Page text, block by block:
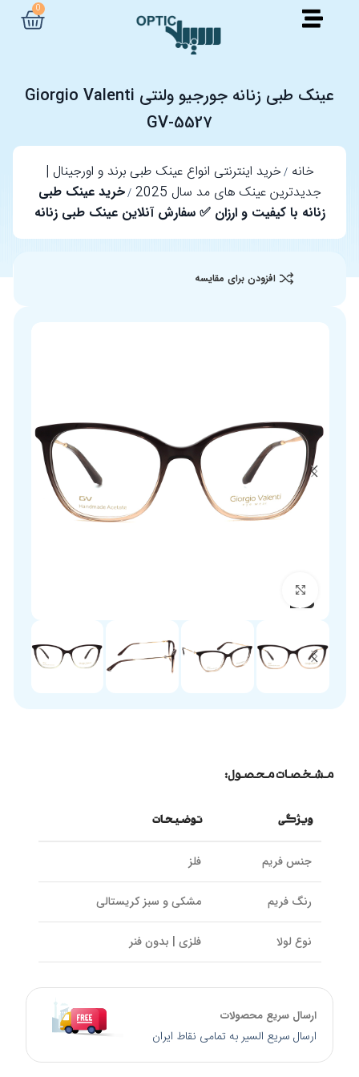
0
عینک طبی زنانه جورجیو ولنتی Giorgio Valenti
GV-5527
خانه خرید اینترنتی انواع عینک طبی برند و اورجینال |
جدیدترین عینک های مد سال 2025
خرید عینک طبی
زنانه با کیفیت و ارزان ✅ سفارش آنلاین عینک طبی زنانه
افزودن برای مقایسه
مشخصات محصول:
ویژگی توضیحات
جنس فریم فلز
رنگ فریم مشکی و سبز کریستالی
نوع لولا فلزی | بدون فنر
سایز دسته
کالیبر عدسی 54 mm
ارسال سریع محصولات
ارسال سریع السیر به تمامی نقاط ایران